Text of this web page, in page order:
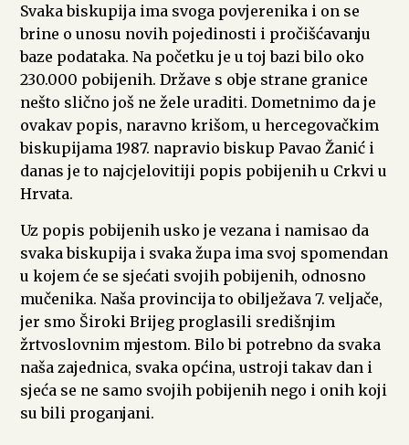
Svaka biskupija ima svoga povjerenika i on se
brine o unosu novih pojedinosti i pročišćavanju
baze podataka. Na početku je u toj bazi bilo oko
230.000 pobijenih. Države s obje strane granice
nešto slično još ne žele uraditi. Dometnimo da je
ovakav popis, naravno krišom, u hercegovačkim
biskupijama 1987. napravio biskup Pavao Žanić i
danas je to najcjelovitiji popis pobijenih u Crkvi u
Hrvata.
Uz popis pobijenih usko je vezana i namisao da
svaka biskupija i svaka župa ima svoj spomendan
u kojem će se sjećati svojih pobijenih, odnosno
mučenika. Naša provincija to obilježava 7. veljače,
jer smo Široki Brijeg proglasili središnjim
žrtvoslovnim mjestom. Bilo bi potrebno da svaka
naša zajednica, svaka općina, ustroji takav dan i
sjeća se ne samo svojih pobijenih nego i onih koji
su bili proganjani.